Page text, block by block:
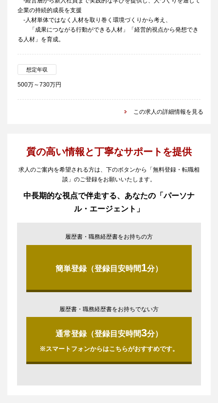
企業の持続的成長を支援
-人材単体ではなく人材を取り巻く環境づくりから考え、
「成果につながる行動ができる人材」「経営的視点から発想でき
る人材」を育成。
想定年収
500万～730万円
この求人の詳細情報を見る
質の高い情報と丁寧なサポートを提供
求人のご案内を希望される方は、下のボタンから「無料登録・転職相
談」のご登録をお願いいたします。
中長期的な視点で伴走する、あなたの「パーソナ
ル・エージェント」
履歴書・職務経歴書をお持ちの方
簡単登録（登録目安時間1分）
履歴書・職務経歴書をお持ちでない方
通常登録（登録目安時間3分）
※スマートフォンからはこちらがおすすめです。